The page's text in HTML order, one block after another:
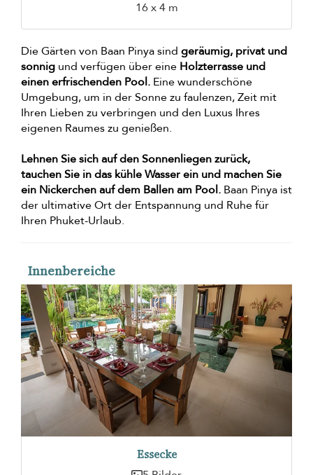
16 x 4 m
Die Gärten von Baan Pinya sind geräumig, privat und
sonnig und verfügen über eine Holzterrasse und
einen erfrischenden Pool. Eine wunderschöne
Umgebung, um in der Sonne zu faulenzen, Zeit mit
Ihren Lieben zu verbringen und den Luxus Ihres
eigenen Raumes zu genießen.
Lehnen Sie sich auf den Sonnenliegen zurück,
tauchen Sie in das kühle Wasser ein und machen Sie
ein Nickerchen auf dem Ballen am Pool. Baan Pinya ist
der ultimative Ort der Entspannung und Ruhe für
Ihren Phuket-Urlaub.
Innenbereiche
Essecke